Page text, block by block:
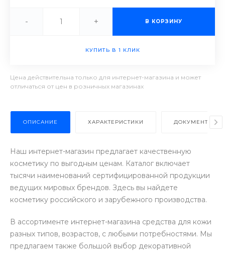
- + В КОРЗИНУ
КУПИТЬ В 1 КЛИК
Цена действительна только для интернет-магазина и может
отличаться от цен в розничных магазинах
ОПИСАНИЕ ХАРАКТЕРИСТИКИ ДОКУМЕНТЫ
Наш интернет-магазин предлагает качественную
косметику по выгодным ценам. Каталог включает
тысячи наименований сертифицированной продукции
ведущих мировых брендов. Здесь вы найдете
косметику российского и зарубежного производства.
В ассортименте интернет-магазина средства для кожи
разных типов, возрастов, с любыми потребностями. Мы
предлагаем также большой выбор декоративной